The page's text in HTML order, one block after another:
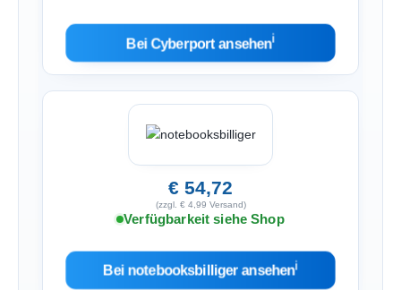
Bei Cyberport ansehenℹ︎
€ 54,72
(zzgl. € 4,99 Versand)
Verfügbarkeit siehe Shop
Bei notebooksbilliger ansehenℹ︎